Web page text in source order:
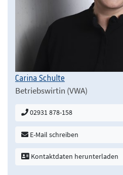
Carina Schulte
Betriebswirtin (VWA)
02931 878-158
E-Mail schreiben
Kontaktdaten herunterladen